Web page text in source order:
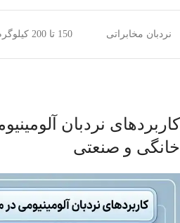
نردبان مخابراتی 150 تا 200 کیلوگرم
کاربردهای نردبان
خانگی و صنعتی